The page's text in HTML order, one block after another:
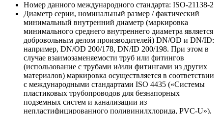
Номер данного международного стандарта: ISO-21138-2
Диаметр серии, номинальный размер / фактический
минимальный внутренний диаметр (маркировка
минимального среднего внутреннего диаметра является
добровольным делом производителей) DN/OD и DN/ID:
например, DN/OD 200/178, DN/ID 200/198. При этом в
случае взаимозаменяемости труб или фитингов
(использование с трубами и/или фитингами из других
материалов) маркировка осуществляется в соответствии
с международными стандартами ISO 4435 («Системы
пластиковых трубопроводов для безнапорных
подземных систем и канализации из
непластифицированного поливинилхлорида, PVC-U»),